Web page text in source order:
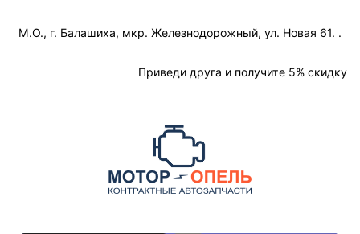
М.О., г. Балашиха, мкр. Железнодорожный, ул. Новая 61. .
Приведи друга и получите 5% скидку